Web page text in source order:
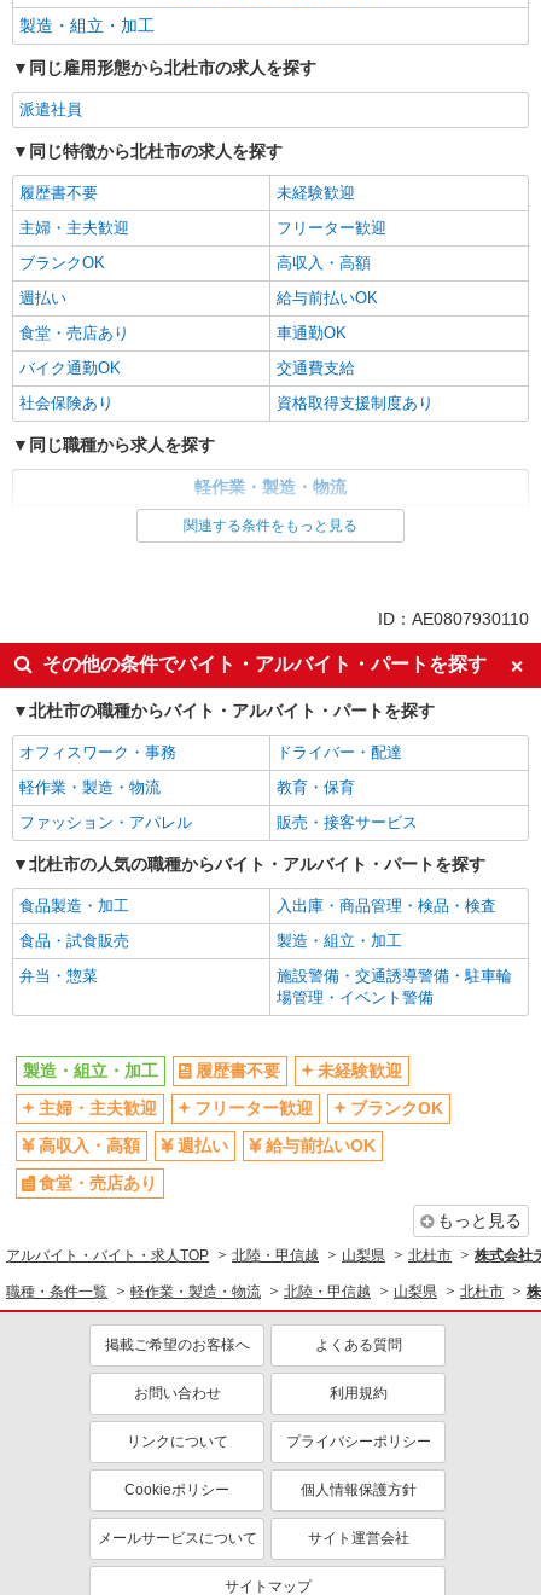
製造・組立・加工
同じ雇用形態から北杜市の求人を探す
派遣社員
同じ特徴から北杜市の求人を探す
履歴書不要
未経験歓迎
主婦・主夫歓迎
フリーター歓迎
ブランクOK
高収入・高額
週払い
給与前払いOK
食堂・売店あり
車通勤OK
バイク通勤OK
交通費支給
社会保険あり
資格取得支援制度あり
同じ職種から求人を探す
軽作業・製造・物流
交通費支給
社会保険あり
関連する条件をもっと見る
ID：AE0807930110
その他の条件でバイト・アルバイト・パートを探す
北杜市の職種からバイト・アルバイト・パートを探す
オフィスワーク・事務
ドライバー・配達
軽作業・製造・物流
教育・保育
ファッション・アパレル
販売・接客サービス
北杜市の人気の職種からバイト・アルバイト・パートを探す
食品製造・加工
入出庫・商品管理・検品・検査
食品・試食販売
製造・組立・加工
弁当・惣菜
施設警備・交通誘導警備・駐車輪
場管理・イベント警備
製造・組立・加工 履歴書不要
未経験歓迎
主婦・主夫歓迎
フリーター歓迎
ブランクOK
高収入・高額
週払い
給与前払いOK
食堂・売店あり
もっと見る
アルバイト・バイト・求人TOP 北陸・甲信越 山梨県 北杜市 株式会社
職種・条件一覧 軽作業・製造・物流 北陸・甲信越 山梨県 北杜市
掲載ご希望のお客様へ よくある質問
お問い合わせ 利用規約
リンクについて プライバシーポリシー
Cookieポリシー 個人情報保護方針
メールサービスについて サイト運営会社
サイトマップ